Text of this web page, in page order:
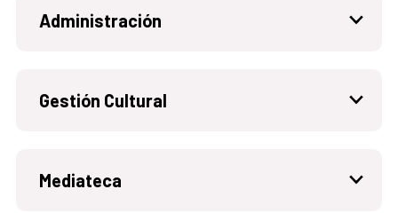
Administración
Gestión Cultural
Mediateca